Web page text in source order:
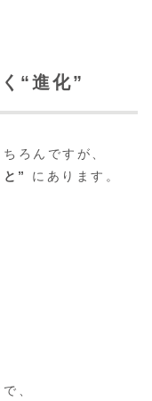
“進化”
ろんですが、
” にあります。
、